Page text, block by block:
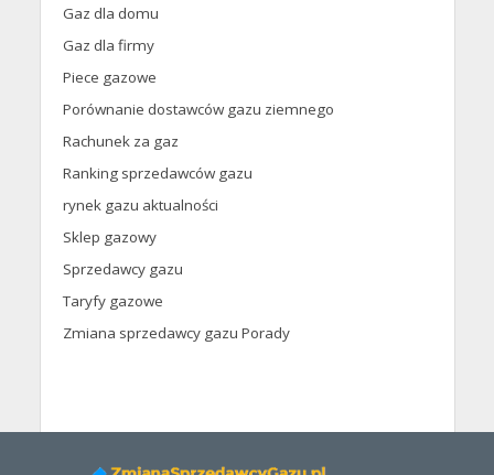
Gaz dla domu
Gaz dla firmy
Piece gazowe
Porównanie dostawców gazu ziemnego
Rachunek za gaz
Ranking sprzedawców gazu
rynek gazu aktualności
Sklep gazowy
Sprzedawcy gazu
Taryfy gazowe
Zmiana sprzedawcy gazu Porady